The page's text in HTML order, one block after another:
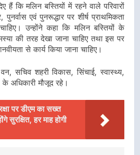
हैं कि मलिन बस्तियों में रहने वाले परिवारों
एवं पुनरूद्धार पर शीर्ष प्राथमिकता
उन्होंने कहा कि मलिन बस्तियों के
की तरह देखा जाना चाहिए तथा इस पर
से कार्य किया जाना चाहिए।
सचिव शहरी विकास, सिंचाई, स्वास्थ्य,
के अधिकारी मौजूद रहे।
पर डीएम का सख्त
सुरक्षित, हर माह होगी